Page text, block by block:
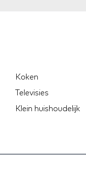
Koken
Televisies
Klein huishoudelijk